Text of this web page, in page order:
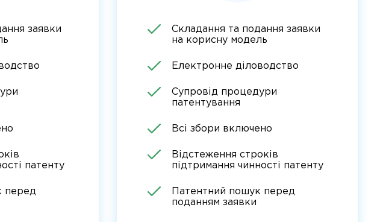
заявки
патенту
перед
Складання та подання заявки
на корисну модель
Електронне діловодство
Супровід процедури
патентування
Всі збори включено
Відстеження строків
підтримання чинності патенту
Патентний пошук перед
поданням заявки